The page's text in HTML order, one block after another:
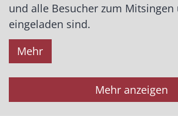
und alle Besucher zum
eingeladen sind.
Mehr
Mehr anzeigen